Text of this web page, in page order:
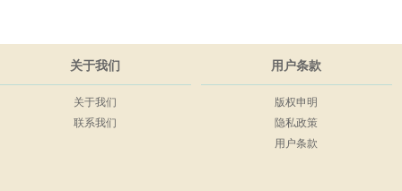
关于我们
关于我们
联系我们
用户条款
版权申明
隐私政策
用户条款